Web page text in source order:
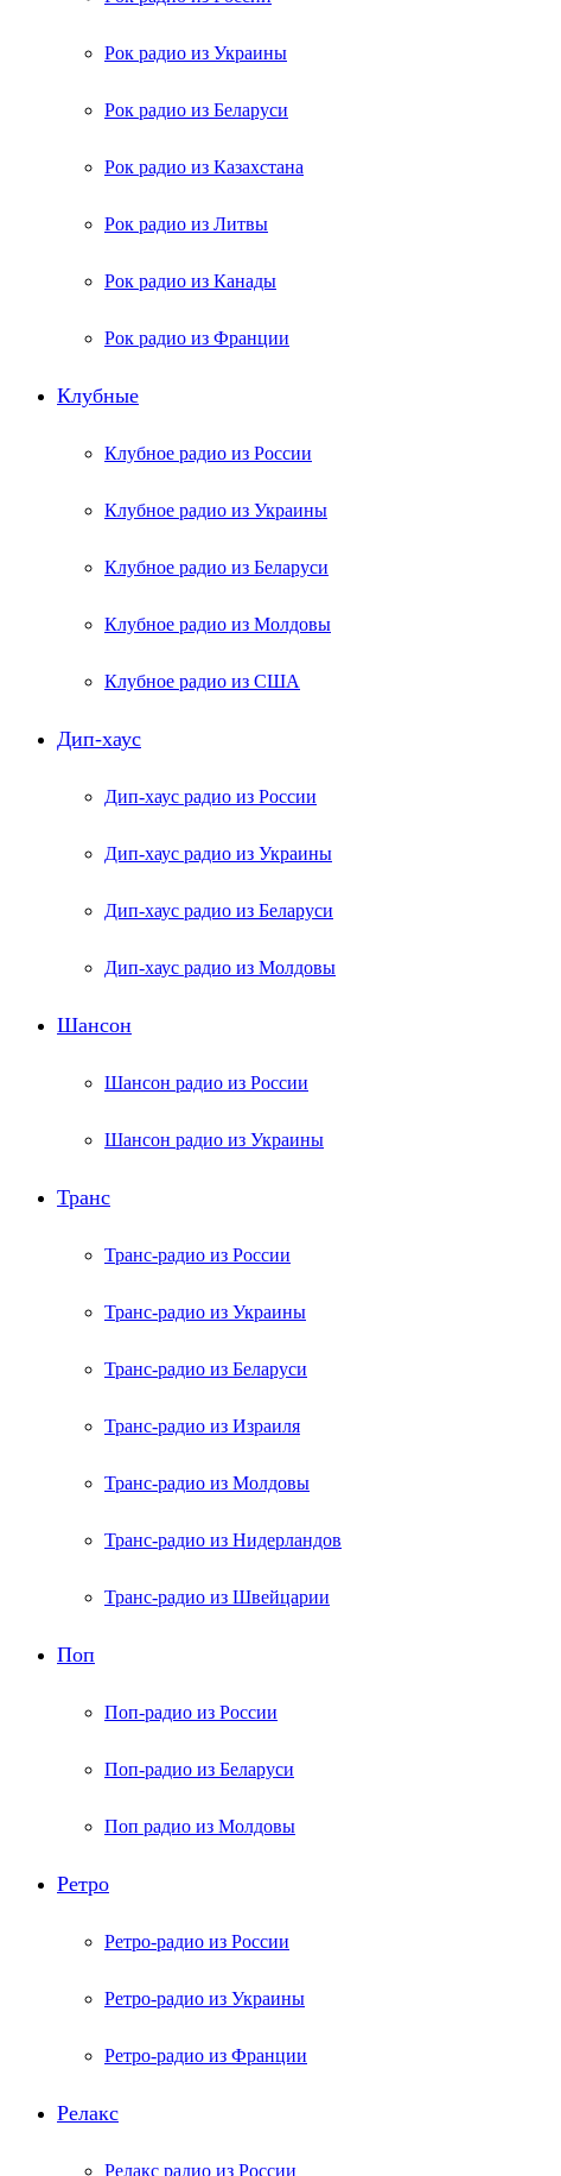
Рок радио из Украины
Рок радио из Беларуси
Рок радио из Казахстана
Рок радио из Литвы
Рок радио из Канады
Рок радио из Франции
Клубные
Клубное радио из России
Клубное радио из Украины
Клубное радио из Беларуси
Клубное радио из Молдовы
Клубное радио из США
Дип-хаус
Дип-хаус радио из России
Дип-хаус радио из Украины
Дип-хаус радио из Беларуси
Дип-хаус радио из Молдовы
Шансон
Шансон радио из России
Шансон радио из Украины
Транс
Транс-радио из России
Транс-радио из Украины
Транс-радио из Беларуси
Транс-радио из Израиля
Транс-радио из Молдовы
Транс-радио из Нидерландов
Транс-радио из Швейцарии
Поп
Поп-радио из России
Поп-радио из Беларуси
Поп радио из Молдовы
Ретро
Ретро-радио из России
Ретро-радио из Украины
Ретро-радио из Франции
Релакс
Релакс радио из России